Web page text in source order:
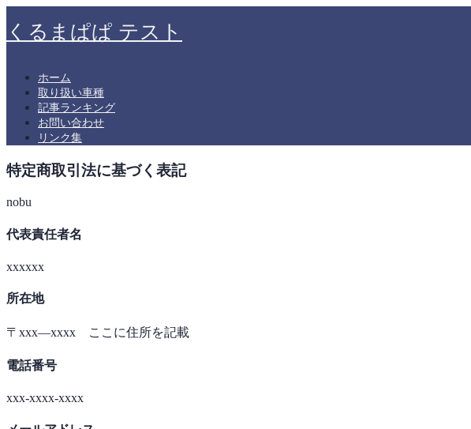
くるまぱぱ テスト
ホーム
取り扱い車種
記事ランキング
お問い合わせ
リンク集
特定商取引法に基づく表記
nobu
代表責任者名
xxxxxx
所在地
〒xxx―xxxx ここに住所を記載
電話番号
xxx-xxxx-xxxx